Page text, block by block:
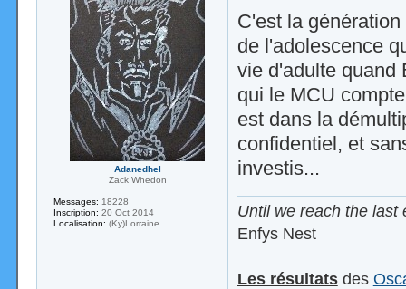
C'est la
de l'adolescence
vie d'adulte quand
qui le MCU
est dans la
confidentiel, et
investis...
Until we reach the last
Enfys Nest
Les résultatsdes
Adanedhel
Zack Whedon
Messages: 18228
Inscription: 20 Oct 2014
Localisation: (Ky)Lorraine